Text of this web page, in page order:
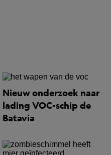
Nieuw onderzoek naar
lading VOC-schip de
Batavia